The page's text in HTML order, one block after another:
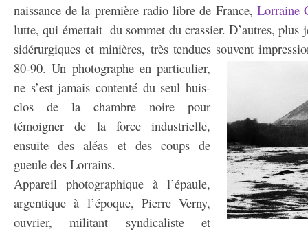
naissance de la première radio libre de France, Lorraine
lutte, qui émettait du sommet du crassier. D’autres, plus
sidérurgiques et minières, très tendues souvent
80-90.Un photographe en particulier,
ne s’est jamais contenté du seul huis-
clos de la chambre noire pour
témoigner de la force industrielle,
ensuite des aléas et des coups de
gueule des Lorrains.
Appareil photographique à l’épaule,
argentique à l’époque, Pierre Verny,
ouvrier, militant syndicaliste et